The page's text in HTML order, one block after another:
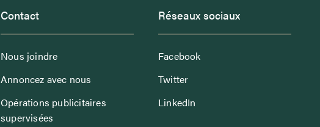
Contact
Nous joindre
Annoncez avec nous
Opérations publicitaires
supervisées
Réseaux sociaux
Facebook
Twitter
LinkedIn